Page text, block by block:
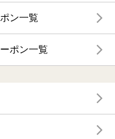
ン一覧
ポン一覧